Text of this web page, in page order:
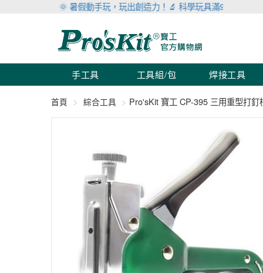
🌞 暑假動手玩，玩出創造力！🔬 科學玩具滿999折100 🛠 工
手工具 工具組/包 焊接工具
首頁 綜合工具 Pro'sKit 寶工 CP-395 三用重型打釘